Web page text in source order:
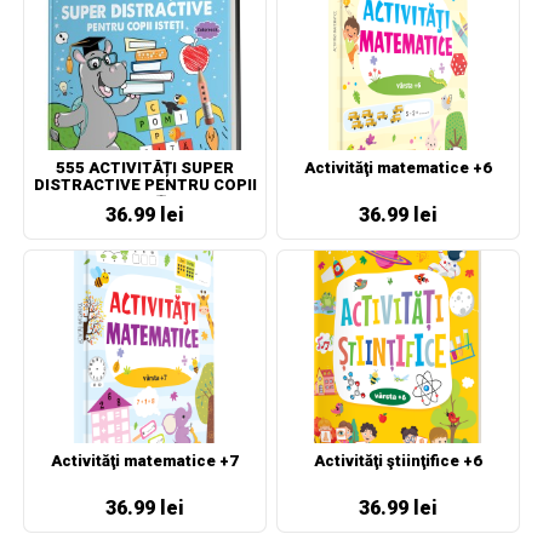
555 ACTIVITĂȚI SUPER
DISTRACTIVE PENTRU COPII
ISTEȚI
36.99 lei
Activităţi matematice +6
36.99 lei
Activităţi matematice +7
36.99 lei
Activităţi ştiinţifice +6
36.99 lei